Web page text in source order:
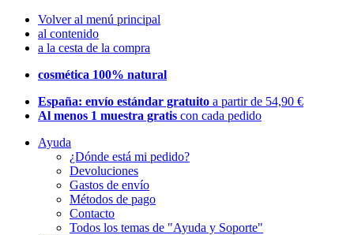
Volver al menú principal
al contenido
a la cesta de la compra
cosmética 100% natural
España: envío estándar gratuito a partir de 54,90 €
Al menos 1 muestra gratis con cada pedido
Ayuda
¿Dónde está mi pedido?
Devoluciones
Gastos de envío
Métodos de pago
Contacto
Todos los temas de "Ayuda y Soporte"